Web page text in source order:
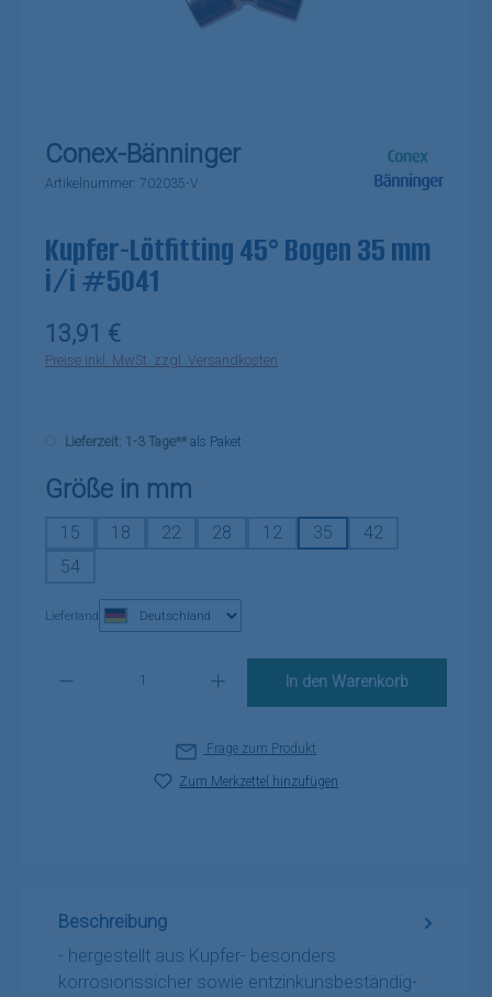
Conex-Bänninger
Artikelnummer: 702035-V
Kupfer-Lötfitting 45° Bogen 35 mm
i/i #5041
Regulärer Preis:
13,91 €
Preise inkl. MwSt. zzgl. Versandkosten
Lieferzeit: 1-3 Tage** als Paket
Größe in mm
15 18 22 28 12 35
42
54
Lieferland
In den Warenkorb
Frage zum Produkt
Zum Merkzettel hinzufügen
Beschreibung
- hergestellt aus Kupfer- besonders
korrosionssicher sowie entzinkunsbeständig-